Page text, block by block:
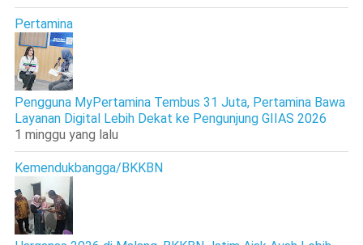
Pertamina
Pengguna MyPertamina Tembus 31 Juta, Pertamina Bawa
Layanan Digital Lebih Dekat ke Pengunjung GIIAS 2026
1 minggu yang lalu
Kemendukbangga/BKKBN